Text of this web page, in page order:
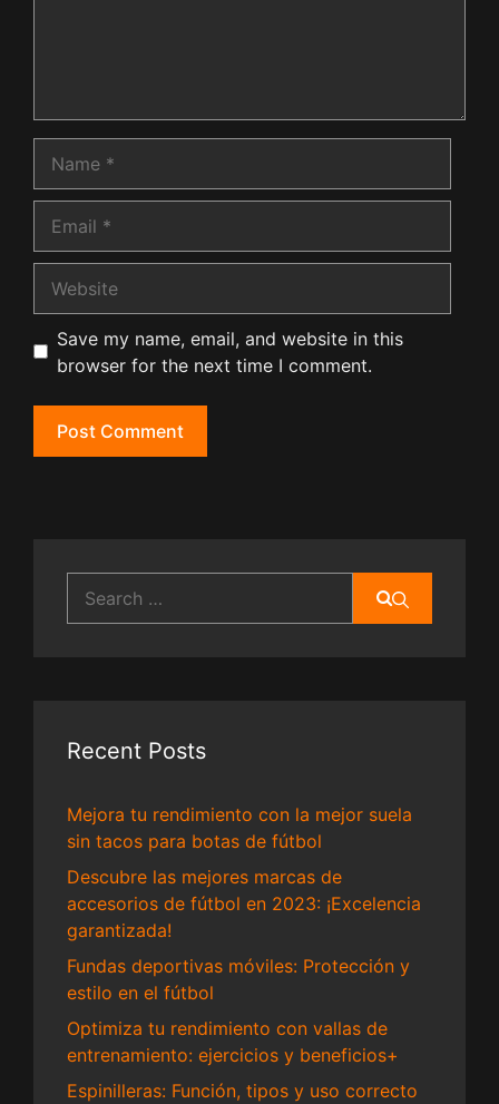
Save my name, email, and website in this
browser for the next time I comment.
for:
Recent Posts
Mejora tu rendimiento con la mejor suela
sin tacos para botas de fútbol
Descubre las mejores marcas de
accesorios de fútbol en 2023: ¡Excelencia
garantizada!
Fundas deportivas móviles: Protección y
estilo en el fútbol
Optimiza tu rendimiento con vallas de
entrenamiento: ejercicios y beneficios+
Espinilleras: Función, tipos y uso correcto